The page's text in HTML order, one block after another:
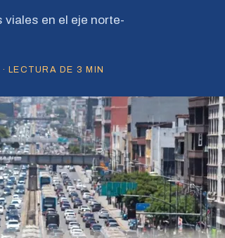
viales en el eje norte-
LECTURA DE 3 MIN